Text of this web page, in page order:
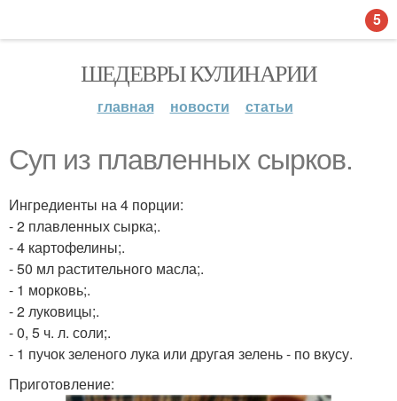
ШЕДЕВРЫ КУЛИНАРИИ
главная новости статьи
Суп из плавленных сырков.
Ингредиенты на 4 порции:
- 2 плавленных сырка;.
- 4 картофелины;.
- 50 мл растительного масла;.
- 1 морковь;.
- 2 луковицы;.
- 0, 5 ч. л. соли;.
- 1 пучок зеленого лука или другая зелень - по вкусу.
Приготовление:
5